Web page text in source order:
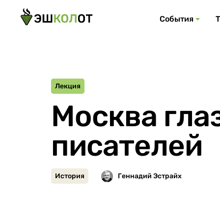
События
Москва
писателей
Лекция
История